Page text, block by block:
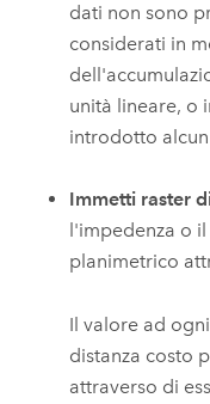
dati non sono
considerati in
unità lineare, o
introdotto
Immetti raster
l'impedenza o
planimetrico
Il valore ad
distanza costo
attraverso di